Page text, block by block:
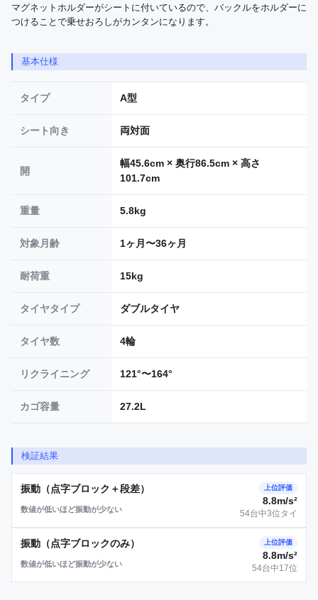
マグネットホルダーがシートに付いているので、バックルをホルダーに
つけることで乗せおろしがカンタンになります。
基本仕様
タイプ A型
シート向き 両対面
開
幅45.6cm × 奥行86.5cm × 高さ
101.7cm
重量 5.8kg
対象月齢 1ヶ月〜36ヶ月
耐荷重 15kg
タイヤタイプ ダブルタイヤ
タイヤ数 4輪
リクライニング 121°〜164°
カゴ容量 27.2L
検証結果
振動（点字ブロック＋段差）
数値が低いほど振動が少ない
上位評価
8.8m/s²
54台中3位タイ
振動（点字ブロックのみ）
数値が低いほど振動が少ない
上位評価
8.8m/s²
54台中17位